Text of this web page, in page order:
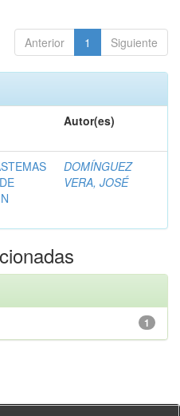
Anterior 1 Siguiente
Autor(es)
DOMÍNGUEZ
VERA, JOSÉ
1